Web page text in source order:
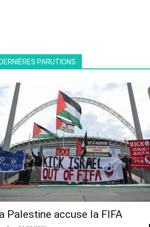
PARUTIONS
Palestine accuse la FIFA